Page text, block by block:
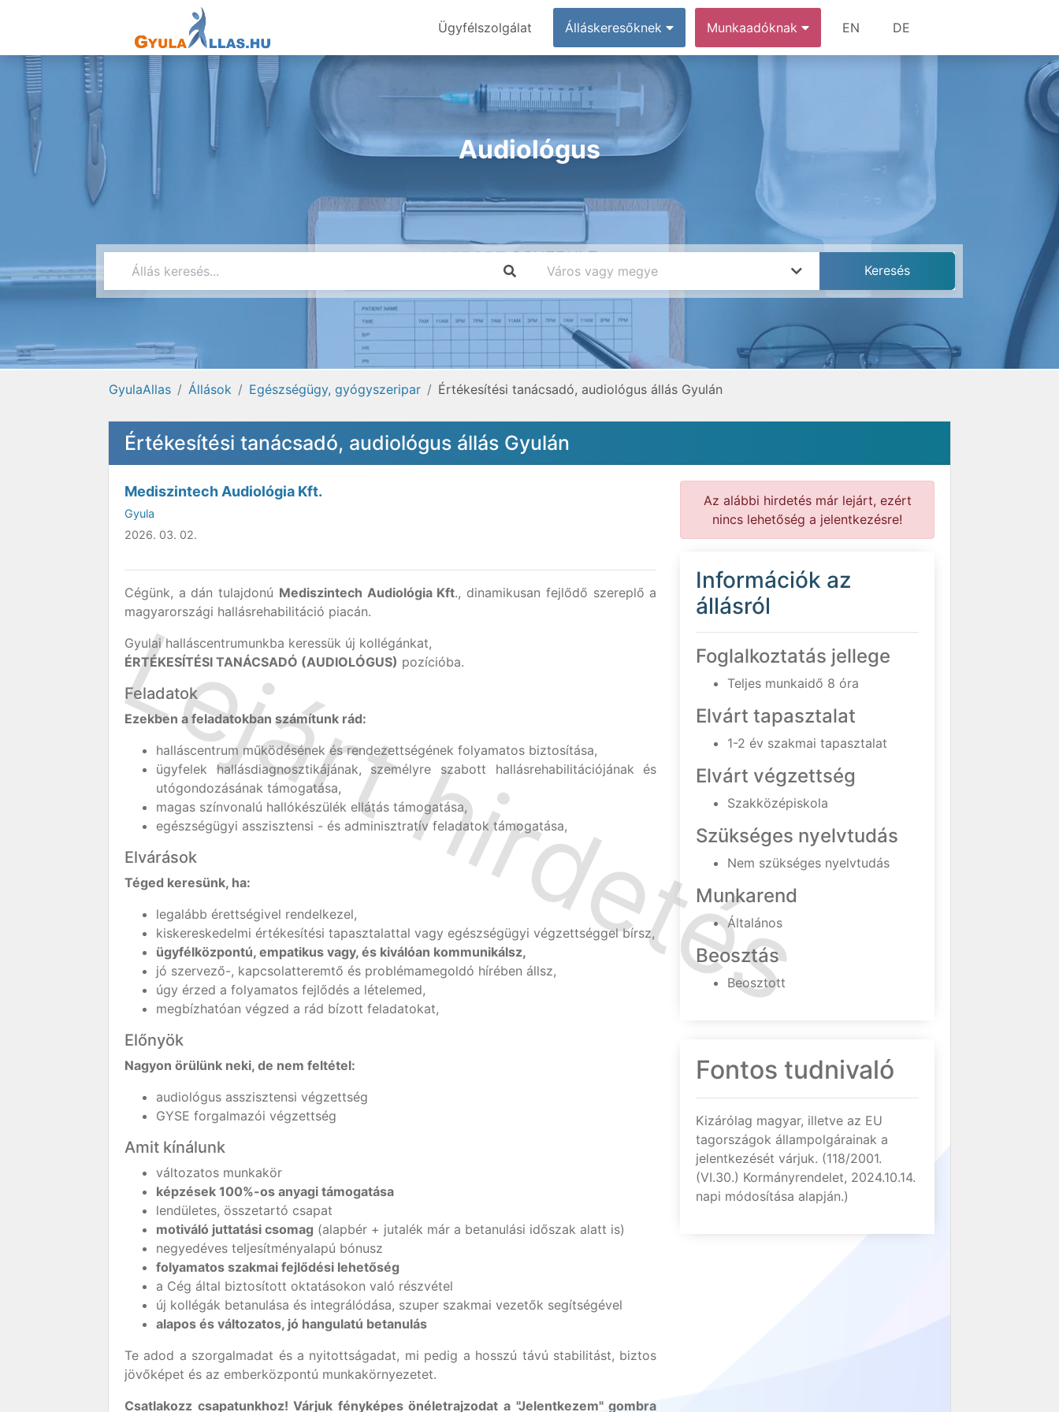
Ügyfélszolgálat Álláskeresőknek Munkaadóknak EN DE
Audiológus
GyulaAllas Állások Egészségügy, gyógyszeripar Értékesítési tanácsadó, audiológus állás Gyulán
Értékesítési tanácsadó, audiológus állás Gyulán
Mediszintech Audiológia Kft.
Gyula
2026. 03. 02.
Cégünk, a dán tulajdonú Mediszintech Audiológia Kft., dinamikusan fejlődő szereplő a
magyarországi hallásrehabilitáció piacán.
Gyulai halláscentrumunkba keressük új kollégánkat,
ÉRTÉKESÍTÉSI TANÁCSADÓ (AUDIOLÓGUS) pozícióba.
Feladatok
Ezekben a feladatokban számítunk rád:
halláscentrum működésének és rendezettségének folyamatos biztosítása,
ügyfelek hallásdiagnosztikájának, személyre szabott hallásrehabilitációjának és
utógondozásának támogatása,
magas színvonalú hallókészülék ellátás támogatása,
egészségügyi asszisztensi - és adminisztratív feladatok támogatása,
Elvárások
Téged keresünk, ha:
legalább érettségivel rendelkezel,
kiskereskedelmi értékesítési tapasztalattal vagy egészségügyi végzettséggel bírsz,
ügyfélközpontú, empatikus vagy, és kiválóan kommunikálsz,
jó szervező-, kapcsolatteremtő és problémamegoldó hírében állsz,
úgy érzed a folyamatos fejlődés a lételemed,
megbízhatóan végzed a rád bízott feladatokat,
Előnyök
Nagyon örülünk neki, de nem feltétel:
audiológus asszisztensi végzettség
GYSE forgalmazói végzettség
Amit kínálunk
változatos munkakör
képzések 100%-os anyagi támogatása
lendületes, összetartó csapat
motiváló juttatási csomag (alapbér + jutalék már a betanulási időszak alatt is)
negyedéves teljesítményalapú bónusz
folyamatos szakmai fejlődési lehetőség
a Cég által biztosított oktatásokon való részvétel
új kollégák betanulása és integrálódása, szuper szakmai vezetők segítségével
alapos és változatos, jó hangulatú betanulás
Te adod a szorgalmadat és a nyitottságadat, mi pedig a hosszú távú stabilitást, biztos
jövőképet és az emberközpontú munkakörnyezetet.
Csatlakozz csapatunkhoz! Várjuk fényképes önéletrajzodat a "Jelentkezem" gombra
Az alábbi hirdetés már lejárt, ezért
nincs lehetőség a jelentkezésre!
Információk az
állásról
Foglalkoztatás jellege
Teljes munkaidő 8 óra
Elvárt tapasztalat
1-2 év szakmai tapasztalat
Elvárt végzettség
Szakközépiskola
Szükséges nyelvtudás
Nem szükséges nyelvtudás
Munkarend
Általános
Beosztás
Beosztott
Fontos tudnivaló
Kizárólag magyar, illetve az EU
tagországok állampolgárainak a
jelentkezését várjuk. (118/2001.
(VI.30.) Kormányrendelet, 2024.10.14.
napi módosítása alapján.)